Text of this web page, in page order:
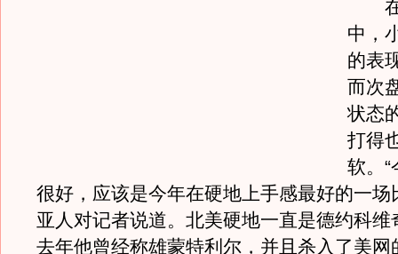
在
中，
的表
而次
状态
打得
软。
很好，应该是今年在硬地上手感最好的一场
亚人对记者说道。北美硬地一直是德约科维
去年他曾经称雄蒙特利尔，并且杀入了美网